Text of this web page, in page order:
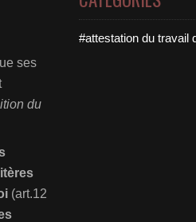
ses
du
(art.12
#attestation du travail